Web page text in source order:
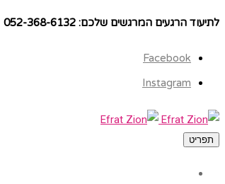
לתיעוד הרגעים המרגשים שלכם: 052-368-6132
Facebook
Instagram
תפריט